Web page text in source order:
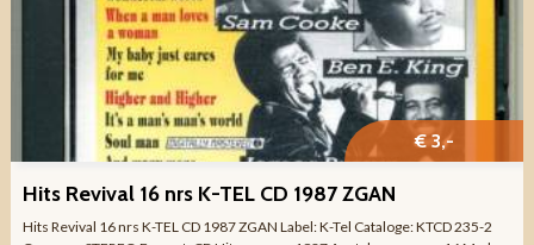
€ 3,-
Hits Revival 16 nrs K-TEL CD 1987 ZGAN
Hits Revival 16 nrs K-TEL CD 1987 ZGAN Label: K-Tel Cataloge: KTCD 235-2